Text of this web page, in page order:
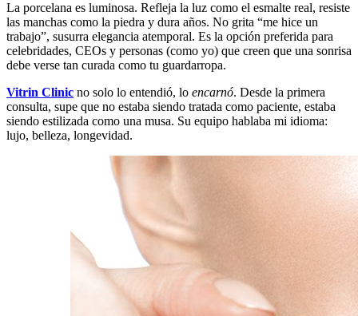
La porcelana es luminosa. Refleja la luz como el esmalte real, resiste
las manchas como la piedra y dura años. No grita “me hice un
trabajo”, susurra elegancia atemporal. Es la opción preferida para
celebridades, CEOs y personas (como yo) que creen que una sonrisa
debe verse tan curada como tu guardarropa.
Vitrin Clinic no solo lo entendió, lo encarnó. Desde la primera
consulta, supe que no estaba siendo tratada como paciente, estaba
siendo estilizada como una musa. Su equipo hablaba mi idioma:
lujo, belleza, longevidad.